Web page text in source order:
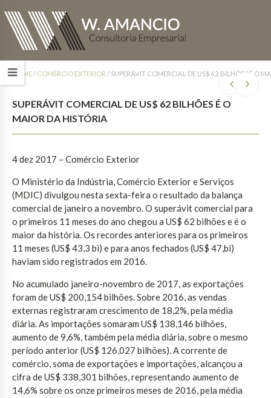
HOME/ COMÉRCIO EXTERIOR / SUPERÁVIT COMERCIAL DE US$ 62 BILHÕES É O
SUPERÁVIT COMERCIAL DE US$ 62 BILHÕES É O
MAIOR DA HISTÓRIA
4 dez 2017 – Comércio Exterior
O Ministério da Indústria, Comércio Exterior e Serviços
(MDIC) divulgou nesta sexta-feira o resultado da balança
comercial de janeiro a novembro. O superávit comercial para
o primeiros 11 meses do ano chegou a US$ 62 bilhões e é o
maior da história. Os recordes anteriores para os primeiros
11 meses (US$ 43,3 bi) e para anos fechados (US$ 47,bi)
haviam sido registrados em 2016.
No acumulado janeiro-novembro de 2017, as exportações
foram de US$ 200,154 bilhões. Sobre 2016, as vendas
externas registraram crescimento de 18,2%, pela média
diária. As importações somaram US$ 138,146 bilhões,
aumento de 9,6%, também pela média diária, sobre o mesmo
período anterior (US$ 126,027 bilhões). A corrente de
comércio, soma de exportações e importações, alcançou a
cifra de US$ 338,301 bilhões, representando aumento de
14,6% sobre os onze primeiros meses de 2016, pela média